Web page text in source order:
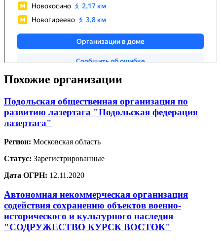
Похожие организации
Подольская общественная организация по
развитию лазертага "Подольская федерация
лазертага"
Регион: Московская область
Статус: Зарегистрированные
Дата ОГРН: 12.11.2020
Автономная некоммерческая организация
содействия сохранению объектов военно-
исторического и культурного наследия
"СОДРУЖЕСТВО КУРСК ВОСТОК"